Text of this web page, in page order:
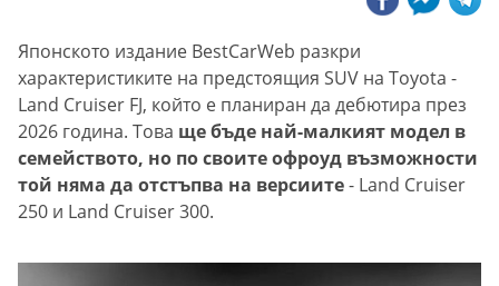
Японското издание BestCarWeb разкри
характеристиките на предстоящия SUV на Toyota -
Land Cruiser FJ, който е планиран да дебютира през
2026 година. Това ще бъде най-малкият модел в
семейството, но по своите офроуд възможности
той няма да отстъпва на версиите- Land Cruiser
250 и Land Cruiser 300.